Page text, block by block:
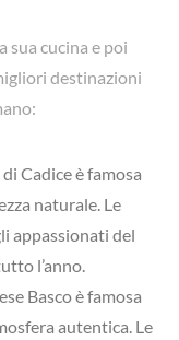
sua cucina e poi
destinazioni
Cadice è famosa
naturale. Le
appassionati del
l’anno.
Basco è famosa
autentica. Le